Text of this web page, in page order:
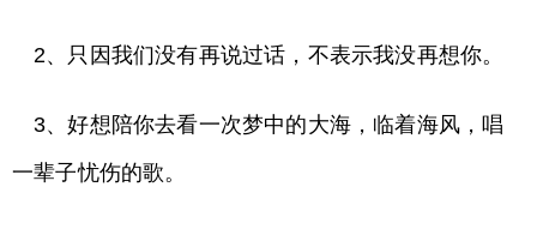
2、只因我们没有再说过话，不表示我没再想你。
3、好想陪你去看一次梦中的大海，临着海风，唱
一辈子忧伤的歌。